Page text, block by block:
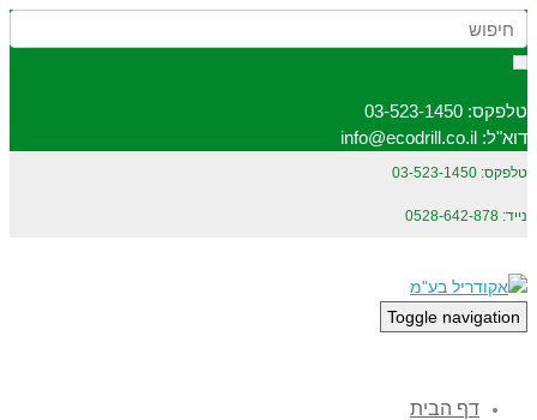
טלפקס: 03-523-1450
דוא"ל: info@ecodrill.co.il
טלפקס: 03-523-1450
נייד: 0528-642-878
Toggle navigation
דף הבית